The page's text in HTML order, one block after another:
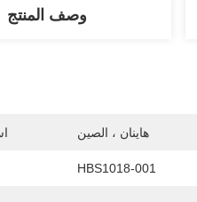
وصف المنتج
هاينان ، الصين
HBS1018-001